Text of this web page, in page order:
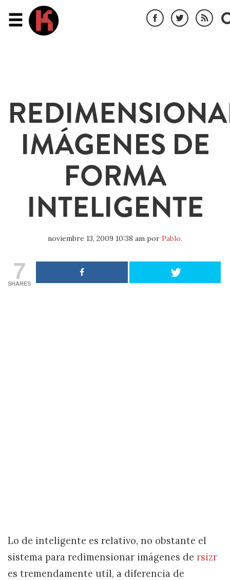
IMÁGENES DE
FORMA
INTELIGENTE
noviembre 13, 2009 10:38 am por Pablo.
7
SHARES
Lo de inteligente es relativo, no obstante el
sistema para redimensionar imágenes de rsizr
es tremendamente util, a diferencia de